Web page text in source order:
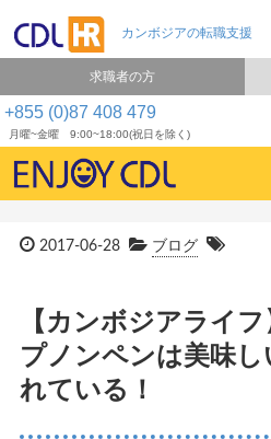
+855 (0)87 408 479
月曜~金曜 9:00~18:00(祝日を除く)
求職者の方
2017-06-28 ブログ
【カンボジアライ
プノンペンは美味
れている！